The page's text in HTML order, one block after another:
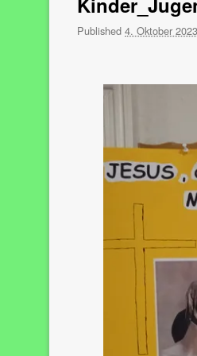
Published 4. Oktober 2023